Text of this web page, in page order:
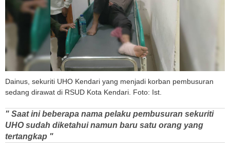
Dainus, sekuriti UHO Kendari yang menjadi korban pembusuran
sedang dirawat di RSUD Kota Kendari. Foto: Ist.
" Saat ini beberapa nama pelaku pembusuran sekuriti
UHO sudah diketahui namun baru satu orang yang
tertangkap "